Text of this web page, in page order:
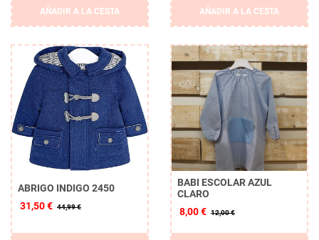
Borrar
APLICAR
AÑADIR A LA CESTA AÑADIR A LA CESTA
ABRIGO INDIGO 2450
31,50 € 44,99 €
BABI ESCOLAR AZUL
CLARO
8,00 € 12,00 €